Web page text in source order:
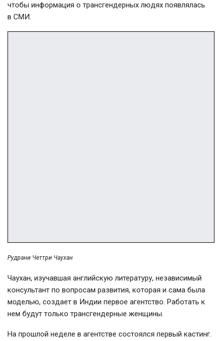
чтобы информация о трансгендерных людях появлялась
в СМИ.
Рудрани Четтри Чаухан
Чаухан, изучавшая английскую литературу, независимый
консультант по вопросам развития, которая и сама была
моделью, создает в Индии первое агентство. Работать к
нем будут только трансгендерные женщины.
На прошлой неделе в агентстве состоялся первый кастинг.